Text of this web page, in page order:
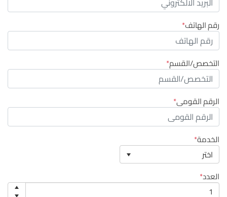
رقم الهاتف
التخصص/القسم
الرقم القومى
الخدمة
اختر
العدد